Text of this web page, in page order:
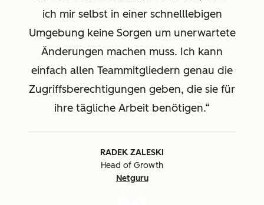
ich mir selbst in einer schnelllebigen
Umgebung keine Sorgen um unerwartete
Änderungen machen muss. Ich kann
einfach allen Teammitgliedern genau die
Zugriffsberechtigungen geben, die sie für
ihre tägliche Arbeit benötigen.
RADEK ZALESKI
Head of Growth
Netguru